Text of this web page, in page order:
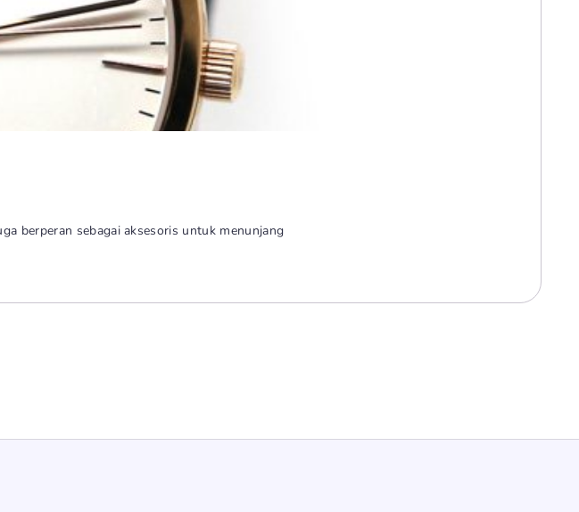
berperan sebagai aksesoris untuk menunjang